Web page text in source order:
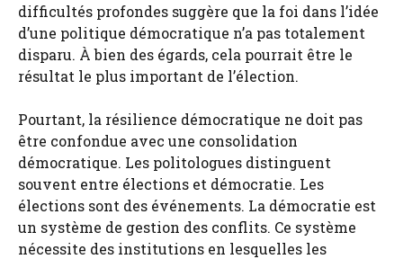
difficultés profondes suggère que la foi dans l’idée
d’une politique démocratique n’a pas totalement
disparu. À bien des égards, cela pourrait être le
résultat le plus important de l’élection.
Pourtant, la résilience démocratique ne doit pas
être confondue avec une consolidation
démocratique. Les politologues distinguent
souvent entre élections et démocratie. Les
élections sont des événements. La démocratie est
un système de gestion des conflits. Ce système
nécessite des institutions en lesquelles les